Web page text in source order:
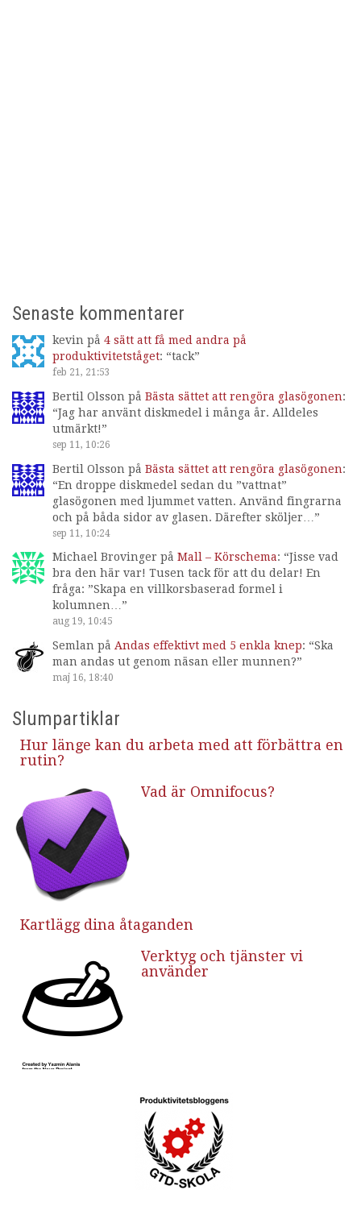
Senaste kommentarer
kevin på 4 sätt att få med andra på
produktivitetståget: “tack”
feb 21, 21:53
Bertil Olsson på Bästa sättet att rengöra glasögonen:
“Jag har använt diskmedel i många år. Alldeles
utmärkt!”
sep 11, 10:26
Bertil Olsson på Bästa sättet att rengöra glasögonen:
“En droppe diskmedel sedan du ”vattnat”
glasögonen med ljummet vatten. Använd fingrarna
och på båda sidor av glasen. Därefter sköljer… ”
sep 11, 10:24
Michael Brovinger på Mall – Körschema: “Jisse vad
bra den här var! Tusen tack för att du delar! En
fråga: ”Skapa en villkorsbaserad formel i
kolumnen…”
aug 19, 10:45
Semlan på Andas effektivt med 5 enkla knep: “Ska
man andas ut genom näsan eller munnen?”
maj 16, 18:40
Slumpartiklar
Hur länge kan du arbeta med att förbättra en
rutin?
Vad är Omnifocus?
Kartlägg dina åtaganden
Verktyg och tjänster vi
använder